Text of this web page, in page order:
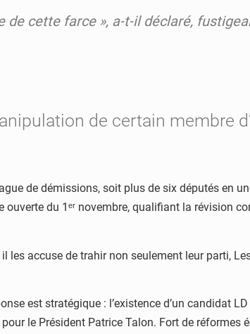
de cette farce », a-t-il déclaré,
de certain membre
de démissions, soit plus de six députés en
du 1ᵉʳ novembre, qualifiant la révision
accuse de trahir non seulement leur parti,
est stratégique : l’existence d’un candidat
le Président Patrice Talon. Fort de réformes